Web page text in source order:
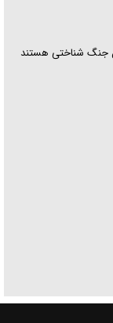
جنگ شناختی هستند